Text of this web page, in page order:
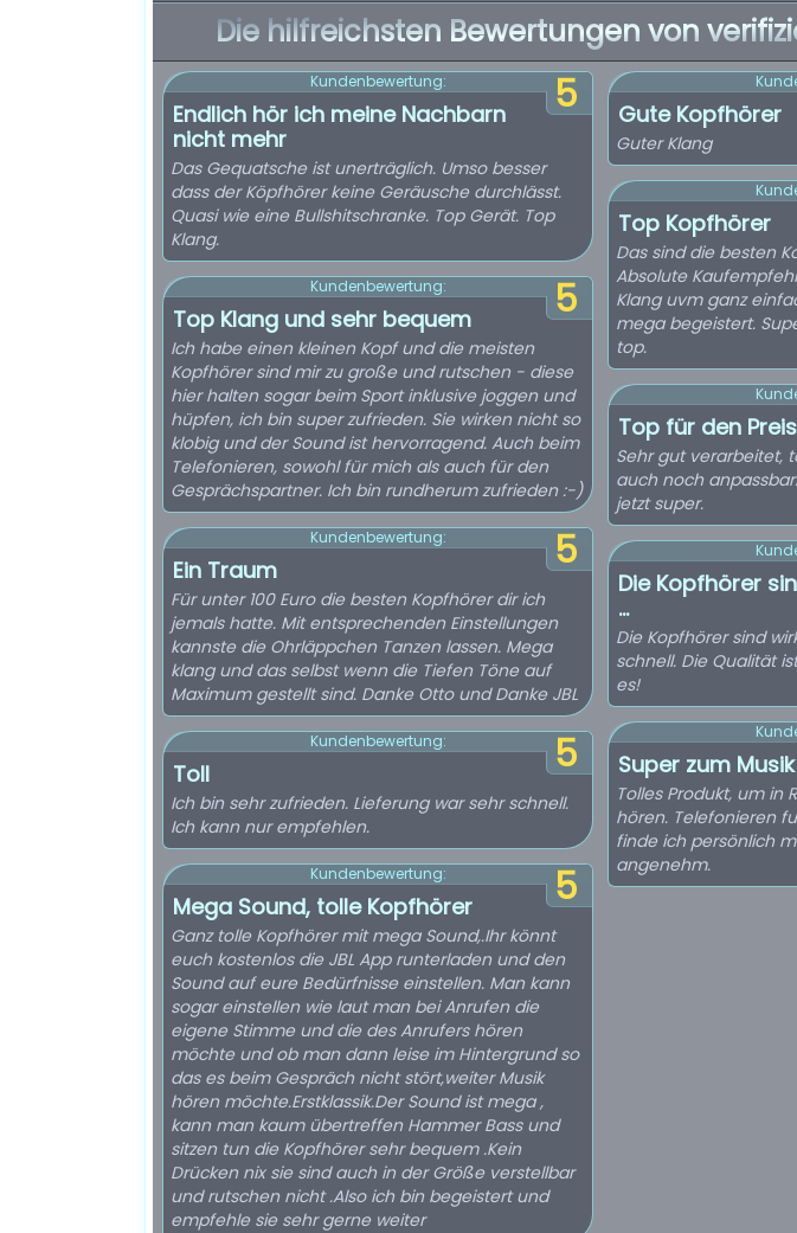
Die hilfreichsten Bewertungen von
5
Kundenbewertung:
Endlich hör ich meine Nachbarn
nicht mehr
Das Gequatsche ist unerträglich. Umso besser
dass der Köpfhörer keine Geräusche durchlässt.
Quasi wie eine Bullshitschranke. Top Gerät. Top
Klang.
5
Kundenbewertung:
Top Klang und sehr bequem
Ich habe einen kleinen Kopf und die meisten
Kopfhörer sind mir zu große und rutschen - diese
hier halten sogar beim Sport inklusive joggen und
hüpfen, ich bin super zufrieden. Sie wirken nicht so
klobig und der Sound ist hervorragend. Auch beim
Telefonieren, sowohl für mich als auch für den
Gesprächspartner. Ich bin rundherum zufrieden :-)
5
Kundenbewertung:
Ein Traum
Für unter 100 Euro die besten Kopfhörer dir ich
jemals hatte. Mit entsprechenden Einstellungen
kannste die Ohrläppchen Tanzen lassen. Mega
klang und das selbst wenn die Tiefen Töne auf
Maximum gestellt sind. Danke Otto und Danke JBL
5
Kundenbewertung:
Toll
Ich bin sehr zufrieden. Lieferung war sehr schnell.
Ich kann nur empfehlen.
5
Kundenbewertung:
Mega Sound, tolle Kopfhörer
Ganz tolle Kopfhörer mit mega Sound,.Ihr könnt
euch kostenlos die JBL App runterladen und den
Sound auf eure Bedürfnisse einstellen. Man kann
sogar einstellen wie laut man bei Anrufen die
eigene Stimme und die des Anrufers hören
möchte und ob man dann leise im Hintergrund so
das es beim Gespräch nicht stört,weiter Musik
hören möchte.Erstklassik.Der Sound ist mega ,
kann man kaum übertreffen Hammer Bass und
sitzen tun die Kopfhörer sehr bequem .Kein
Drücken nix sie sind auch in der Größe verstellbar
und rutschen nicht .Also ich bin begeistert und
empfehle sie sehr gerne weiter
Gute Kopfhörer
Guter Klang
Top Kopfhörer
Das sind die besten
Absolute
Klang uvm ganz
mega begeistert.
top.
Top für den Preis
Sehr gut verarbeitet,
auch noch
jetzt super.
Die Kopfhörer
...
Die Kopfhörer sind
schnell. Die Qualität
es!
Super zum
Tolles Produkt, um in
hören. Telefonieren
finde ich persönlich
angenehm.